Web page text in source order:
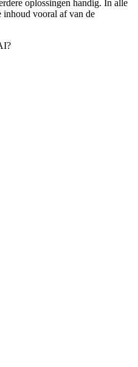
oplossingen handig. In alle
inhoud vooral af van de